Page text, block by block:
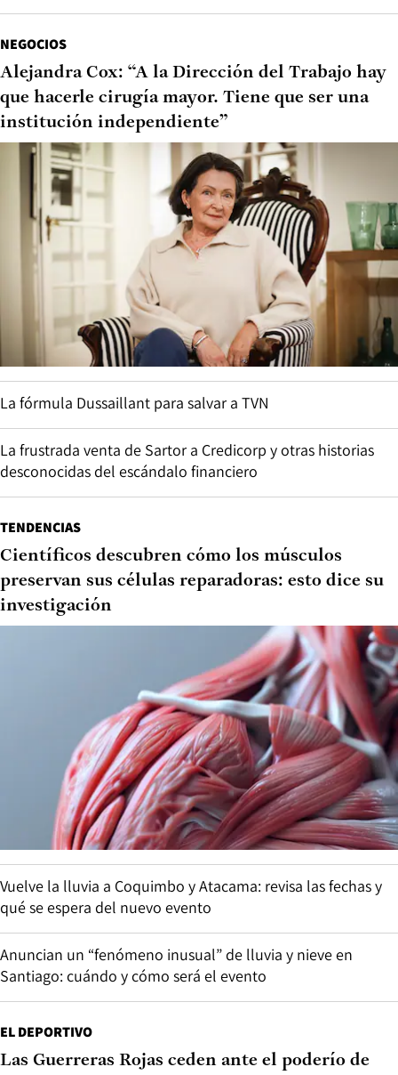
NEGOCIOS
Alejandra Cox: “A la Dirección del Trabajo hay
que hacerle cirugía mayor. Tiene que ser una
institución independiente”
La fórmula Dussaillant para salvar a TVN
La frustrada venta de Sartor a Credicorp y otras historias
desconocidas del escándalo financiero
TENDENCIAS
Científicos descubren cómo los músculos
preservan sus células reparadoras: esto dice su
investigación
Vuelve la lluvia a Coquimbo y Atacama: revisa las fechas y
qué se espera del nuevo evento
Anuncian un “fenómeno inusual” de lluvia y nieve en
Santiago: cuándo y cómo será el evento
EL DEPORTIVO
Las Guerreras Rojas ceden ante el poderío de